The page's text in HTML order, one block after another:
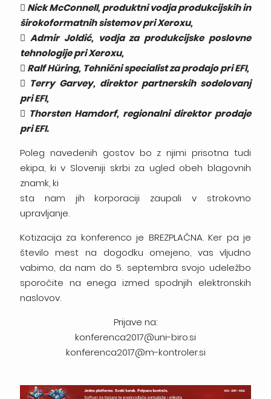
 Nick McConnell, produktni vodja produkcijskih in
širokoformatnih sistemov pri Xeroxu,
 Admir Joldić, vodja za produkcijske poslovne
tehnologije pri Xeroxu,
 Ralf Hüring, Tehnični specialist za prodajo pri EFI,
 Terry Garvey, direktor partnerskih sodelovanj
pri EFI,
 Thorsten Hamdorf, regionalni direktor prodaje
pri EFI.
Poleg navedenih gostov bo z njimi prisotna tudi
ekipa, ki v Sloveniji skrbi za ugled obeh blagovnih
znamk, ki
sta nam jih korporaciji zaupali v strokovno
upravljanje.
Kotizacija za konferenco je BREZPLAČNA. Ker pa je
število mest na dogodku omejeno, vas vljudno
vabimo, da nam do 5. septembra svojo udeležbo
sporočite na enega izmed spodnjih elektronskih
naslovov.
Prijave na:
konferenca2017@uni-biro.si
konferenca2017@m-kontroler.si